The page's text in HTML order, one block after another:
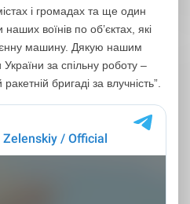
і громадах та ще один
воїнів по об’єктах, які
машину. Дякую нашим
за спільну роботу –
бригаді за влучність”.